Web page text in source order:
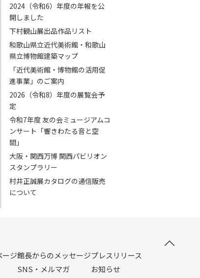
2024（令和6）年度の年報を公
開しました
下村観山展出品作品リスト
和歌山県立近代美術館・和歌山
県立博物館建築マップ
「近代美術館・博物館の活用促
進事業」のご案内
2026（令和8）年度の展覧会予
定
令和7年度 友の会ミュージアムコ
ンサート「響きわたる音と空
間」
大阪・関西万博 関西パビリオン
スタンプラリー
村井正誠展カタログの通信販売
について
ージ館長からのメッセージ
SNS・メルマガ
プレスリリース
お知らせ